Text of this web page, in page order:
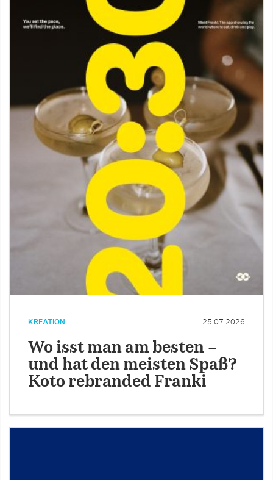
KREATION 25.07.2026
Wo isst man am besten –
und hat den meisten Spaß?
Koto rebranded Franki